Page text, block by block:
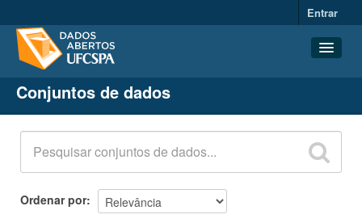
Entrar
Conjuntos de dados
Organizações
Grupos
Sobre
Conjuntos de dados
Ordenar por